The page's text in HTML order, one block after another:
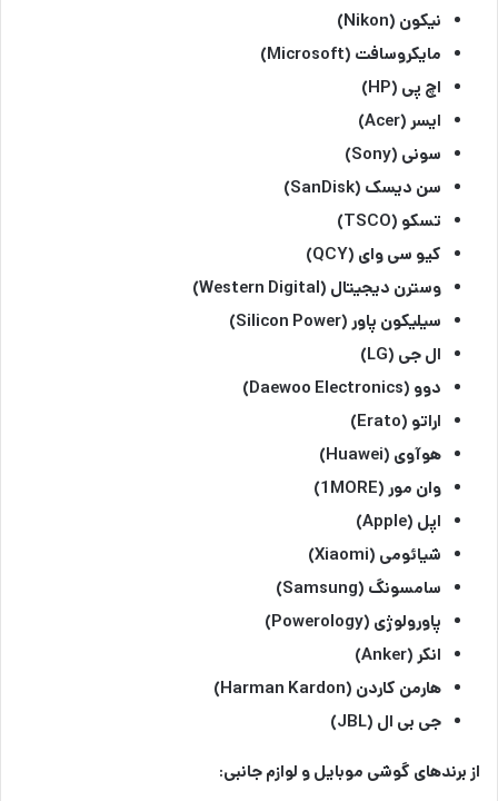
نیکون (Nikon)
مایکروسافت (Microsoft)
اچ پی (HP)
ایسر (Acer)
سونی (Sony)
سن دیسک (SanDisk)
تسکو (TSCO)
کیو سی وای (QCY)
وسترن دیجیتال (Western Digital)
سیلیکون پاور (Silicon Power)
ال جی (LG)
دوو (Daewoo Electronics)
اراتو (Erato)
هوآوی (Huawei)
وان مور (1MORE)
اپل (Apple)
شیائومی (Xiaomi)
سامسونگ (Samsung)
پاورولوژی (Powerology)
انکر (Anker)
هارمن کاردن (Harman Kardon)
جی بی ال (JBL)
از برندهای گوشی موبایل و لوازم جانبی: